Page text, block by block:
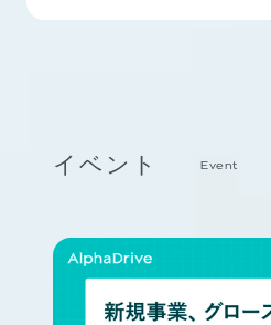
イベント Event